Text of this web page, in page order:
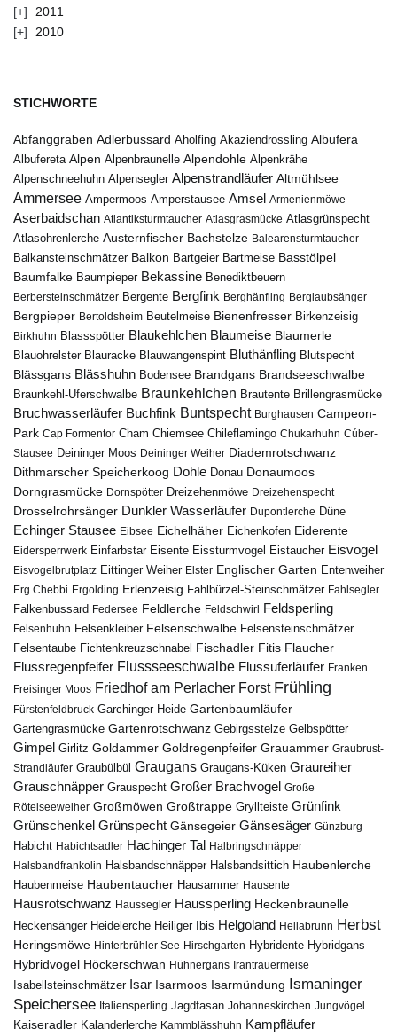
2011
2010
STICHWORTE
Abfanggraben Adlerbussard Aholfing Akaziendrossling Albufera
Albufereta Alpen Alpenbraunelle Alpendohle Alpenkrähe
Alpenschneehuhn Alpensegler Alpenstrandläufer Altmühlsee
Ammersee Ampermoos Amperstausee Amsel Armenienmöwe
Aserbaidschan Atlantiksturmtaucher Atlasgrasmücke Atlasgrünspecht
Atlasohrenlerche Austernfischer Bachstelze Balearensturmtaucher
Balkansteinschmätzer Balkon Bartgeier Bartmeise Basstölpel
Baumfalke Baumpieper Bekassine Benediktbeuern
Berbersteinschmätzer Bergente Bergfink Berghänfling Berglaubsänger
Bergpieper Bertoldsheim Beutelmeise Bienenfresser Birkenzeisig
Birkhuhn Blassspötter Blaukehlchen Blaumeise Blaumerle
Blauohrelster Blauracke Blauwangenspint Bluthänfling Blutspecht
Blässgans Blässhuhn Bodensee Brandgans Brandseeschwalbe
Braunkehl-Uferschwalbe Braunkehlchen Brautente Brillengrasmücke
Bruchwasserläufer Buchfink Buntspecht Burghausen Campeon-
Park Cap Formentor Cham Chiemsee Chileflamingo Chukarhuhn Cúber-
Stausee Deininger Moos Deininger Weiher Diademrotschwanz
Dithmarscher Speicherkoog Dohle Donau Donaumoos
Dorngrasmücke Dornspötter Dreizehenmöwe Dreizehenspecht
Drosselrohrsänger Dunkler Wasserläufer Dupontlerche Düne
Echinger Stausee Eibsee Eichelhäher Eichenkofen Eiderente
Eidersperrwerk Einfarbstar Eisente Eissturmvogel Eistaucher Eisvogel
Eisvogelbrutplatz Eittinger Weiher Elster Englischer Garten Entenweiher
Erg Chebbi Ergolding Erlenzeisig Fahlbürzel-Steinschmätzer Fahlsegler
Falkenbussard Federsee Feldlerche Feldschwirl Feldsperling
Felsenhuhn Felsenkleiber Felsenschwalbe Felsensteinschmätzer
Felsentaube Fichtenkreuzschnabel Fischadler Fitis Flaucher
Flussregenpfeifer Flussseeschwalbe Flussuferläufer Franken
Freisinger Moos Friedhof am Perlacher Forst Frühling
Fürstenfeldbruck Garchinger Heide Gartenbaumläufer
Gartengrasmücke Gartenrotschwanz Gebirgsstelze Gelbspötter
Gimpel Girlitz Goldammer Goldregenpfeifer Grauammer Graubrust-
Strandläufer Graubülbül Graugans Graugans-Küken Graureiher
Grauschnäpper Grauspecht Großer Brachvogel Große
Rötelseeweiher Großmöwen Großtrappe Gryllteiste Grünfink
Grünschenkel Grünspecht Gänsegeier Gänsesäger Günzburg
Habicht Habichtsadler Hachinger Tal Halbringschnäpper
Halsbandfrankolin Halsbandschnäpper Halsbandsittich Haubenlerche
Haubenmeise Haubentaucher Hausammer Hausente
Hausrotschwanz Haussegler Haussperling Heckenbraunelle
Heckensänger Heidelerche Heiliger Ibis Helgoland Hellabrunn Herbst
Heringsmöwe Hinterbrühler See Hirschgarten Hybridente Hybridgans
Hybridvogel Höckerschwan Hühnergans Irantrauermeise
Isabellsteinschmätzer Isar Isarmoos Isarmündung Ismaninger
Speichersee Italiensperling Jagdfasan Johanneskirchen Jungvögel
Kaiseradler Kalanderlerche Kammblässhuhn Kampfläufer